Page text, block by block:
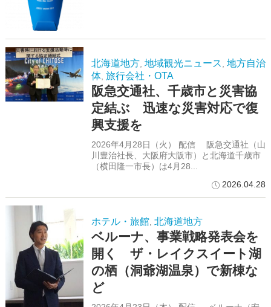
北海道地方, 地域観光ニュース 地方自治
体, 旅行会社・OTA
阪急交通社、千歳市と災害協
定結ぶ 迅速な災害対応で復
興支援を
2026年4月28日（火） 配信 阪急交通社（山
川豊治社長、大阪府大阪市）と北海道千歳市
（横田隆一市長）は4月28...
2026.04.28
ホテル・旅館, 北海道地方
ベルーナ、事業戦略発表会を
開く ザ・レイクスイート湖
の栖（洞爺湖温泉）で新棟な
ど